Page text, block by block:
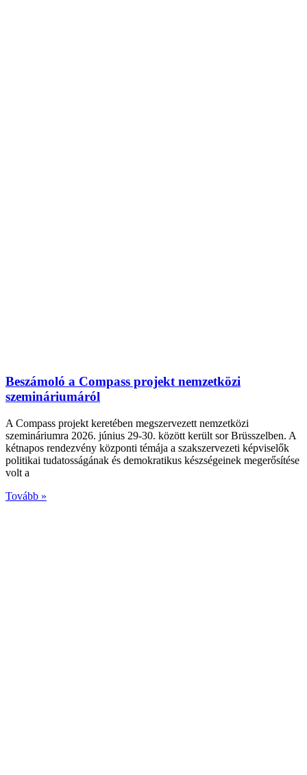
Beszámoló a Compass projekt nemzetközi
szemináriumáról
A Compass projekt keretében megszervezett nemzetközi
szemináriumra 2026. június 29-30. között került sor Brüsszelben. A
kétnapos rendezvény központi témája a szakszervezeti képviselők
politikai tudatosságának és demokratikus készségeinek megerősítése
volt a
Tovább »